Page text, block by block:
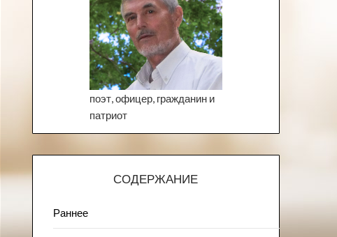
поэт, офицер, гражданин и
патриот
СОДЕРЖАНИЕ
Раннее